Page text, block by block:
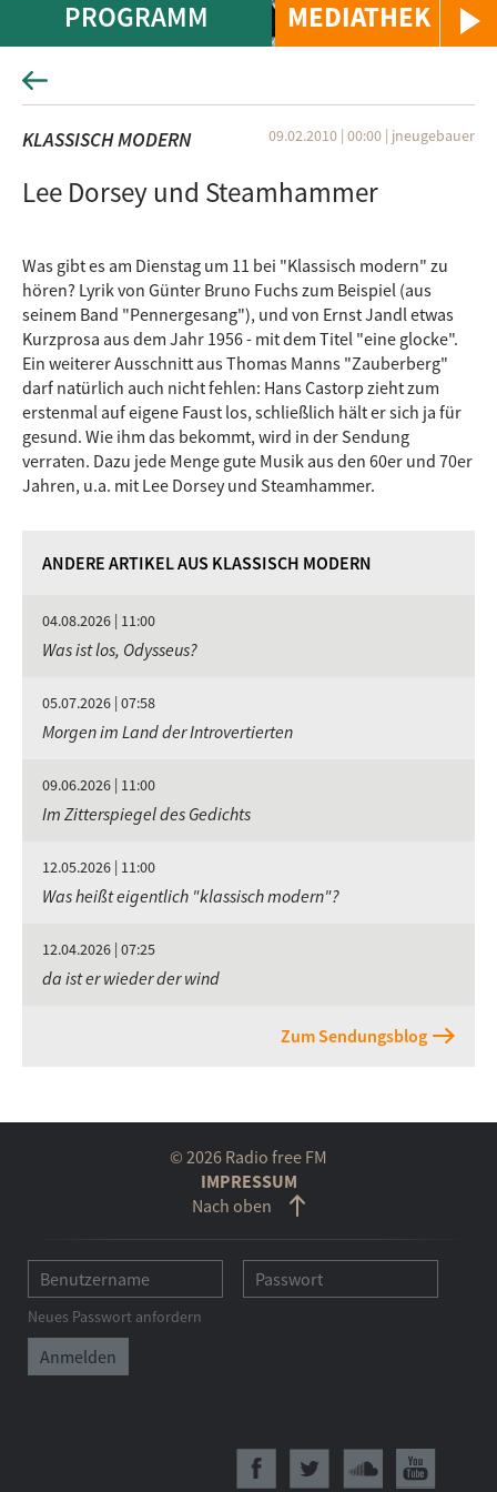
MEDIATHEK
PROGRAMM
KLASSISCH MODERN 09.02.2010 | 00:00 | jneugebauer
Lee Dorsey und Steamhammer
Was gibt es am Dienstag um 11 bei "Klassisch modern" zu
hören? Lyrik von Günter Bruno Fuchs zum Beispiel (aus
seinem Band "Pennergesang"), und von Ernst Jandl etwas
Kurzprosa aus dem Jahr 1956 - mit dem Titel "eine glocke".
Ein weiterer Ausschnitt aus Thomas Manns "Zauberberg"
darf natürlich auch nicht fehlen: Hans Castorp zieht zum
erstenmal auf eigene Faust los, schließlich hält er sich ja für
gesund. Wie ihm das bekommt, wird in der Sendung
verraten. Dazu jede Menge gute Musik aus den 60er und 70er
Jahren, u.a. mit Lee Dorsey und Steamhammer.
ANDERE ARTIKEL AUS KLASSISCH MODERN
04.08.2026 | 11:00
Was ist los, Odysseus?
05.07.2026 | 07:58
Morgen im Land der Introvertierten
09.06.2026 | 11:00
Im Zitterspiegel des Gedichts
12.05.2026 | 11:00
Was heißt eigentlich "klassisch modern"?
12.04.2026 | 07:25
da ist er wieder der wind
Zum Sendungsblog
© 2026 Radio free FM
IMPRESSUM
Nach oben
Neues Passwort anfordern